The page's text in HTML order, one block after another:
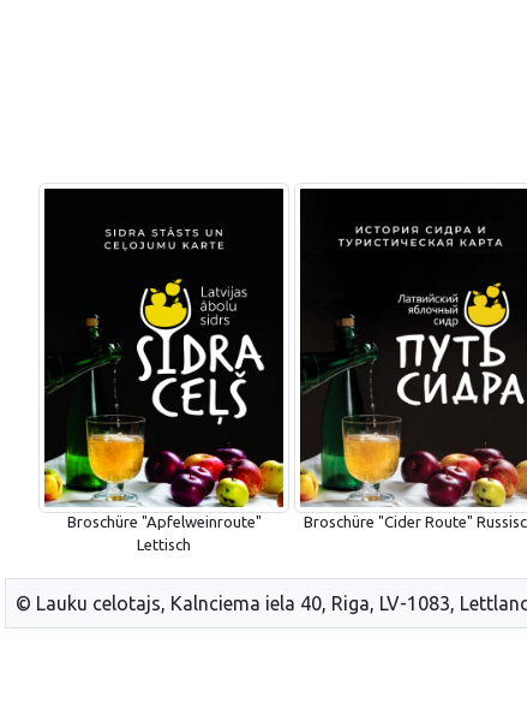
Broschüre "Apfelweinroute"
Lettisch
Broschüre "Cider Route"
© Lauku celotajs, Kalnciema iela 40, Riga, LV-1083,